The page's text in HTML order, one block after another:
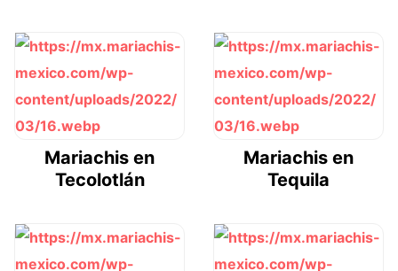
Mariachis en
Tecolotlán
Mariachis en
Tequila